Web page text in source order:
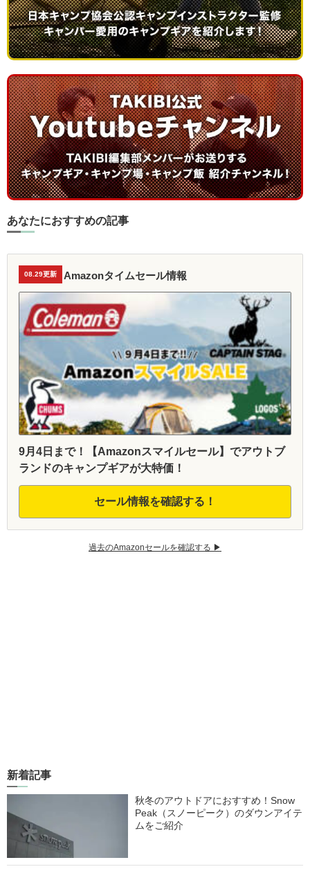
あなたにおすすめの記事
08.29更新 Amazonタイムセール情報
9月4日まで！【Amazonスマイルセール】でアウトブ
ランドのキャンプギアが大特価！
セール情報を確認する！
過去のAmazonセールを確認する ▶︎
新着記事
秋冬のアウトドアにおすすめ！Snow
Peak（スノーピーク）のダウンアイテ
ムをご紹介